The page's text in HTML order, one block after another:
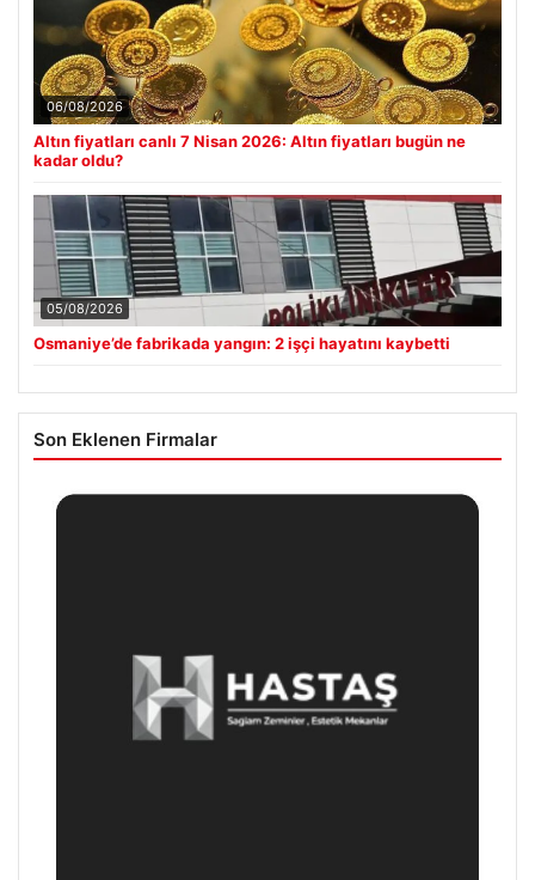
06/08/2026
Altın fiyatları canlı 7 Nisan 2026: Altın fiyatları bugün ne
kadar oldu?
05/08/2026
Osmaniye’de fabrikada yangın: 2 işçi hayatını kaybetti
Son Eklenen Firmalar